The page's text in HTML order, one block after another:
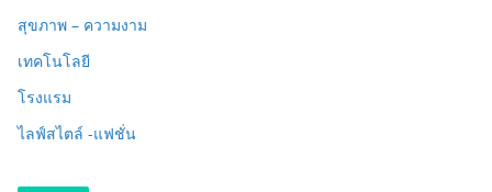
สุขภาพ – ความงาม
เทคโนโลยี
โรงแรม
ไลฟ์สไตล์ -แฟชั่น